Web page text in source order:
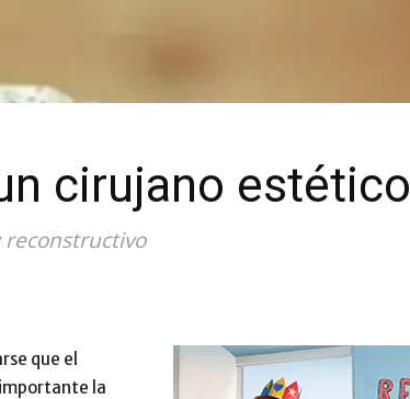
cirujano estético
reconstructivo
que el
la